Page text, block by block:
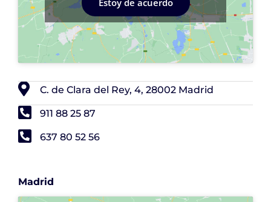
C. de Clara del Rey, 4, 28002 Madrid
911 88 25 87
637 80 52 56
Madrid